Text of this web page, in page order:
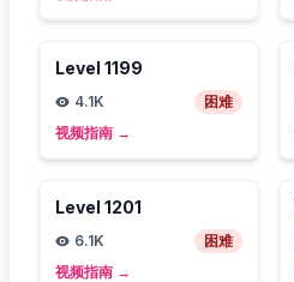
Level 1199
4.1K
困难
视频指南 →
Level 1201
6.1K
困难
视频指南 →